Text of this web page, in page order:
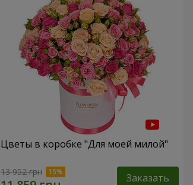
Цветы в коробке "Для моей милой"
13 952 грн Заказать